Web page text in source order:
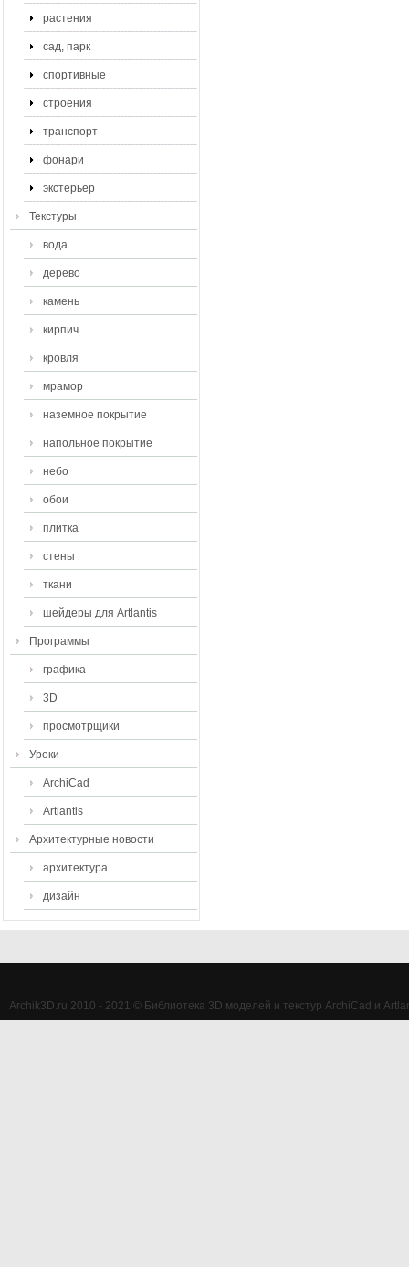
растения
сад, парк
спортивные
строения
транспорт
фонари
экстерьер
Текстуры
вода
дерево
камень
кирпич
кровля
мрамор
наземное покрытие
напольное покрытие
небо
обои
плитка
стены
ткани
шейдеры для Artlantis
Программы
графика
3D
просмотрщики
Уроки
ArchiCad
Artlantis
Архитектурные новости
архитектура
дизайн
Archik3D.ru 2010 - 2021 © Библиотека 3D моделей и текстур ArchiCad и